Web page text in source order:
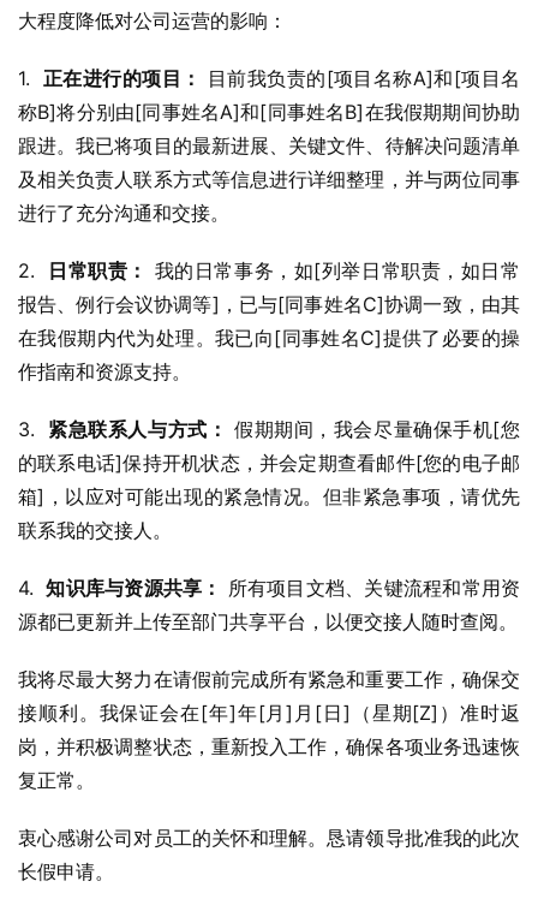
大程度降低对公司运营的影响：
1. 正在进行的项目：
目前我负责的[项目名称A]和[项目名
称B]将分别由[同事姓名A]和[同事姓名B]在我假期期间协助
跟进。我已将项目的最新进展、关键文件、待解决问题清单
及相关负责人联系方式等信息进行详细整理，并与两位同事
进行了充分沟通和交接。
2. 日常职责：
我的日常事务，如[列举日常职责，如日常
报告、例行会议协调等]，已与[同事姓名C]协调一致，由其
在我假期内代为处理。我已向[同事姓名C]提供了必要的操
作指南和资源支持。
3. 紧急联系人与方式： 假期期间，我会尽量确保手机[您
的联系电话]保持开机状态，并会定期查看邮件[您的电子邮
箱]，以应对可能出现的紧急情况。但非紧急事项，请优先
联系我的交接人。
4. 知识库与资源共享：
所有项目文档、关键流程和常用资
源都已更新并上传至部门共享平台，以便交接人随时查阅。
我将尽最大努力在请假前完成所有紧急和重要工作，确保交
接顺利。我保证会在[年]年[月]月[日]（星期[Z]）准时返
岗，并积极调整状态，重新投入工作，确保各项业务迅速恢
复正常。
衷心感谢公司对员工的关怀和理解。恳请领导批准我的此次
长假申请。